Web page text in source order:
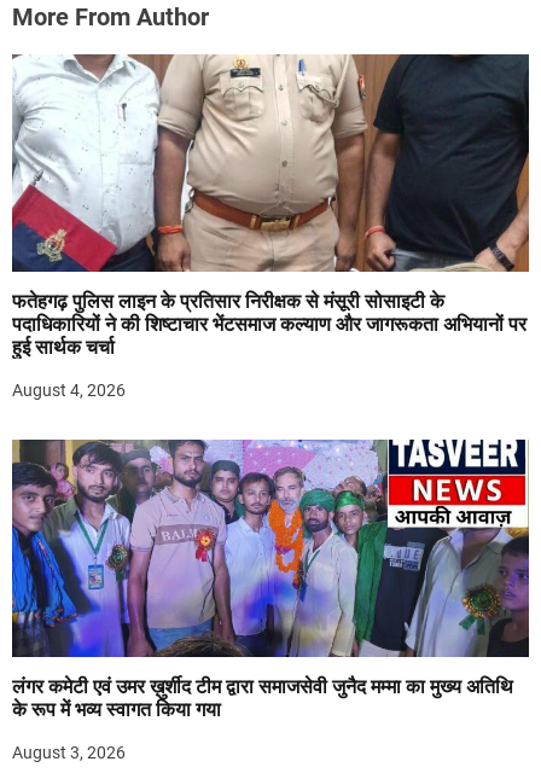
More From Author
फतेहगढ़ पुलिस लाइन के प्रतिसार निरीक्षक से मंसूरी सोसाइटी के
पदाधिकारियों ने की शिष्टाचार भेंटसमाज कल्याण और जागरूकता अभियानों पर
हुई सार्थक चर्चा
August 4, 2026
लंगर कमेटी एवं उमर ख़ुर्शीद टीम द्वारा समाजसेवी जुनैद मम्मा का मुख्य अतिथि
के रूप में भव्य स्वागत किया गया
August 3, 2026